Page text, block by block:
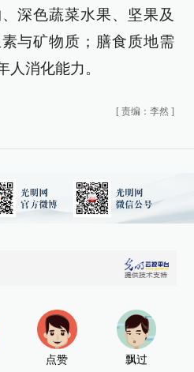
深色蔬菜水果、坚果及
与矿物质；膳食质地需
人消化能力。
[ 责编：李然 ]
点赞 飘过